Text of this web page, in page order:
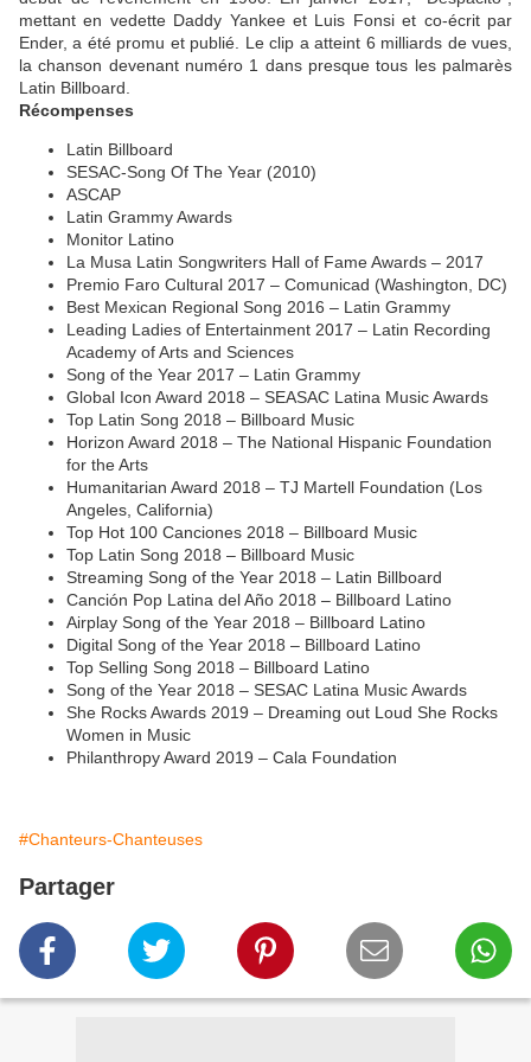
mettant en vedette Daddy Yankee et Luis Fonsi et co-écrit par
Ender, a été promu et publié. Le clip a atteint 6 milliards de vues,
la chanson devenant numéro 1 dans presque tous les palmarès
Latin Billboard.
Récompenses
Latin Billboard
SESAC-Song Of The Year (2010)
ASCAP
Latin Grammy Awards
Monitor Latino
La Musa Latin Songwriters Hall of Fame Awards – 2017
Premio Faro Cultural 2017 – Comunicad (Washington, DC)
Best Mexican Regional Song 2016 – Latin Grammy
Leading Ladies of Entertainment 2017 – Latin Recording
Academy of Arts and Sciences
Song of the Year 2017 – Latin Grammy
Global Icon Award 2018 – SEASAC Latina Music Awards
Top Latin Song 2018 – Billboard Music
Horizon Award 2018 – The National Hispanic Foundation
for the Arts
Humanitarian Award 2018 – TJ Martell Foundation (Los
Angeles, California)
Top Hot 100 Canciones 2018 – Billboard Music
Top Latin Song 2018 – Billboard Music
Streaming Song of the Year 2018 – Latin Billboard
Canción Pop Latina del Año 2018 – Billboard Latino
Airplay Song of the Year 2018 – Billboard Latino
Digital Song of the Year 2018 – Billboard Latino
Top Selling Song 2018 – Billboard Latino
Song of the Year 2018 – SESAC Latina Music Awards
She Rocks Awards 2019 – Dreaming out Loud She Rocks
Women in Music
Philanthropy Award 2019 – Cala Foundation
#Chanteurs-Chanteuses
Partager